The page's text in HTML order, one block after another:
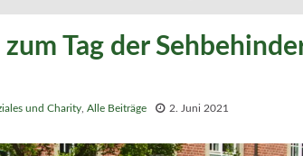
Tag der
und Charity Alle Beiträge 2. Juni 2021